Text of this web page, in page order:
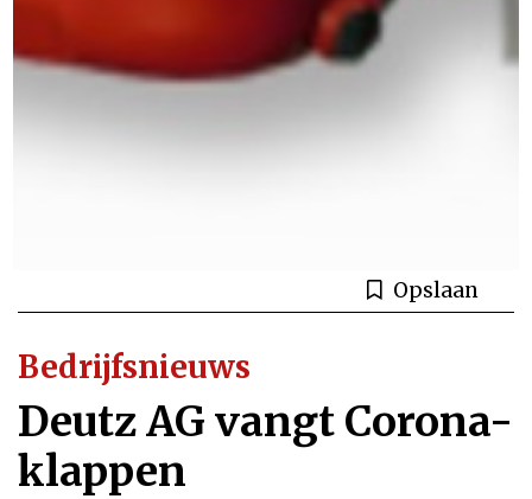
Opslaan
Bedrijfsnieuws
Deutz AG vangt Corona-
klappen